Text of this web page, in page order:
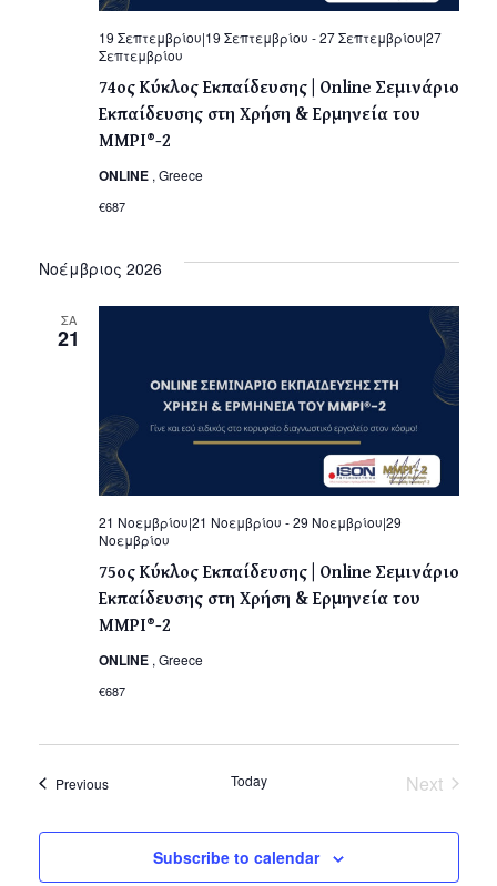
74ος Κύκλος Εκπαίδευσης | Οnline Σεμινάριο
Εκπαίδευσης στη Χρήση & Ερμηνεία του
MMPI®-2
19 Σεπτεμβρίου|19 Σεπτεμβρίου -27 Σεπτεμβρίου|27
Σεπτεμβρίου
ONLINE , Greece
€687
Νοέμβριος 2026
ΣΑ
21
75ος Κύκλος Εκπαίδευσης | Οnline Σεμινάριο
Εκπαίδευσης στη Χρήση & Ερμηνεία του
MMPI®-2
21 Νοεμβρίου|21 Νοεμβρίου -29 Νοεμβρίου|29
Νοεμβρίου
ONLINE , Greece
€687
PreviousEvents Today
Next
Subscribe to calendar